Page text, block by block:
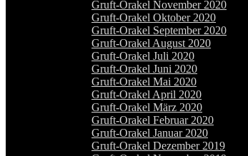
Gruft-Orakel November 2020
Gruft-Orakel Oktober 2020
Gruft-Orakel September 2020
Gruft-Orakel August 2020
Gruft-Orakel Juli 2020
Gruft-Orakel Juni 2020
Gruft-Orakel Mai 2020
Gruft-Orakel April 2020
Gruft-Orakel März 2020
Gruft-Orakel Februar 2020
Gruft-Orakel Januar 2020
Gruft-Orakel Dezember 2019